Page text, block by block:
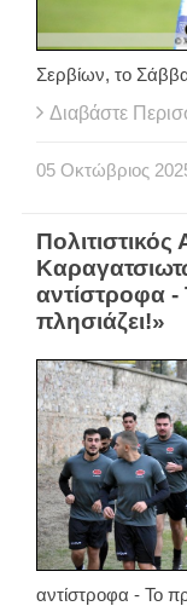
Σερβίων, το
Διαβάστε
05 Οκτώβριος
αντίστροφα -
πλησιάζει!»
αντίστροφα - Το